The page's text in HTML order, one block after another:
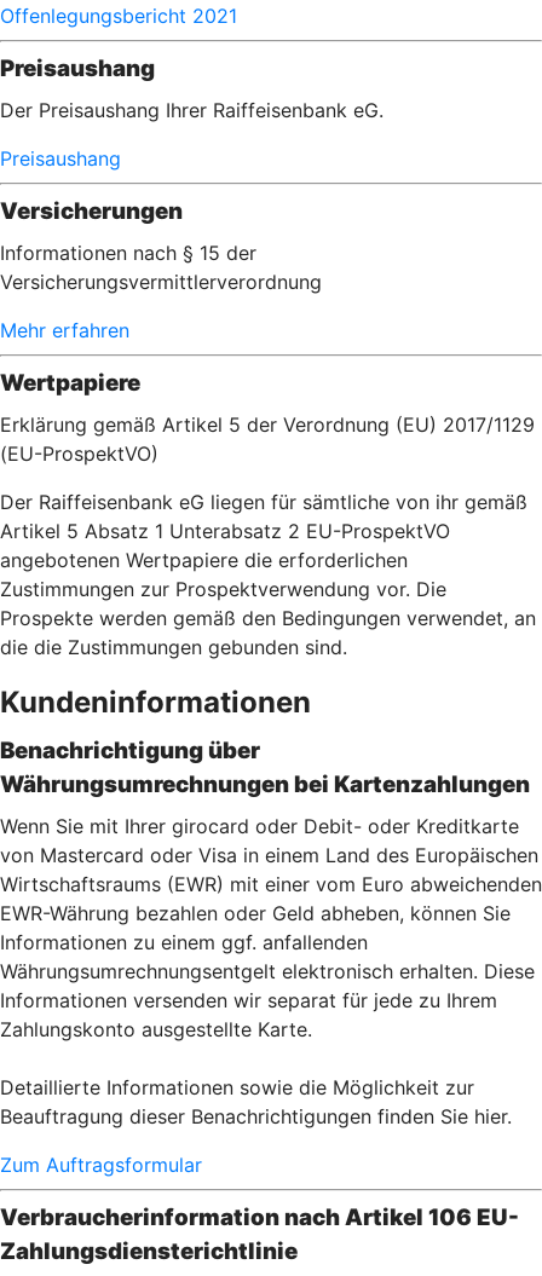
Offenlegungsbericht 2021
Preisaushang
Der Preisaushang Ihrer Raiffeisenbank eG.
Preisaushang
Versicherungen
Informationen nach § 15 der
Versicherungsvermittlerverordnung
Mehr erfahren
Wertpapiere
Erklärung gemäß Artikel 5 der Verordnung (EU) 2017/1129
(EU-ProspektVO)
Der Raiffeisenbank eG liegen für sämtliche von ihr gemäß
Artikel 5 Absatz 1 Unterabsatz 2 EU-ProspektVO
angebotenen Wertpapiere die erforderlichen
Zustimmungen zur Prospektverwendung vor. Die
Prospekte werden gemäß den Bedingungen verwendet, an
die die Zustimmungen gebunden sind.
Kundeninformationen
Benachrichtigung über
Währungsumrechnungen bei Kartenzahlungen
Wenn Sie mit Ihrer girocard oder Debit- oder Kreditkarte
von Mastercard oder Visa in einem Land des Europäischen
Wirtschaftsraums (EWR) mit einer vom Euro abweichenden
EWR-Währung bezahlen oder Geld abheben, können Sie
Informationen zu einem ggf. anfallenden
Währungsumrechnungsentgelt elektronisch erhalten. Diese
Informationen versenden wir separat für jede zu Ihrem
Zahlungskonto ausgestellte Karte.
Detaillierte Informationen sowie die Möglichkeit zur
Beauftragung dieser Benachrichtigungen finden Sie hier.
Zum Auftragsformular
Verbraucherinformation nach Artikel 106 EU-
Zahlungsdiensterichtlinie